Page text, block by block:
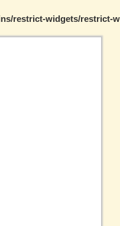
restrict-widgets/restrict-